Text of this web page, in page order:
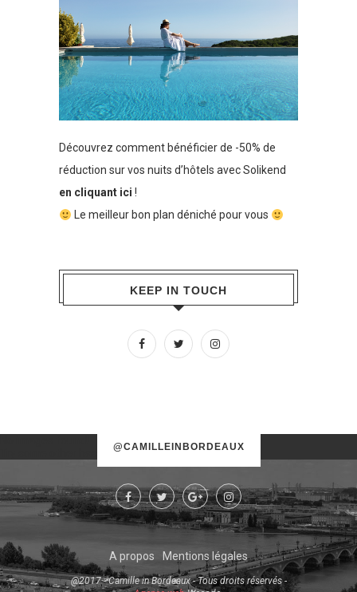
Découvrez comment bénéficier de -50% de
réduction sur vos nuits d’hôtels avec Solikend
en cliquant ici !
Le meilleur bon plan déniché pour vous
KEEP IN TOUCH
@CAMILLEINBORDEAUX
Try some other hashtag or username
A propos Mentions légales
@2017 - Camille in Bordeaux - Tous droits réservés -